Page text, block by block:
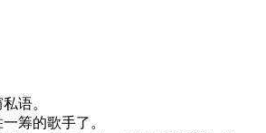
语。
筹的歌手了。